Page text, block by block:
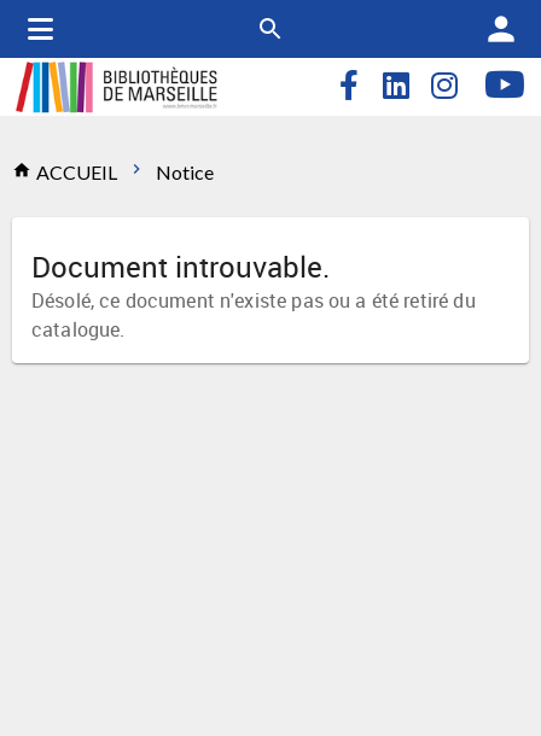
person
home Accueil
ACCUEIL chevron_right Notice
Document introuvable.
Désolé, ce document n'existe pas ou a été retiré du
catalogue.